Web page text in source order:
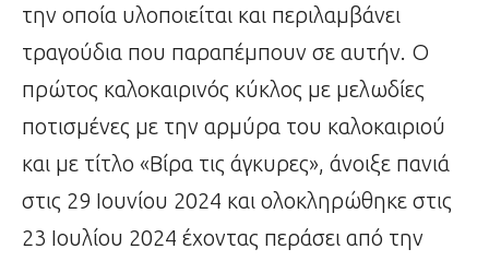
την οποία υλοποιείται και περιλαμβάνει
τραγούδια που παραπέμπουν σε αυτήν. Ο
πρώτος καλοκαιρινός κύκλος με μελωδίες
ποτισμένες με την αρμύρα του καλοκαιριού
και με τίτλο «Βίρα τις άγκυρες», άνοιξε πανιά
στις 29 Ιουνίου 2024 και ολοκληρώθηκε στις
23 Ιουλίου 2024 έχοντας περάσει από την